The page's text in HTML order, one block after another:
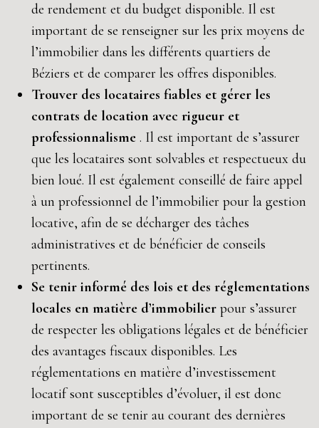
de rendement et du budget disponible. Il est
important de se renseigner sur les prix moyens de
l’immobilier dans les différents quartiers de
Béziers et de comparer les offres disponibles.
Trouver des locataires fiables et gérer les
contrats de location avec rigueur et
professionnalisme . Il est important de s’assurer
que les locataires sont solvables et respectueux du
bien loué. Il est également conseillé de faire appel
à un professionnel de l’immobilier pour la gestion
locative, afin de se décharger des tâches
administratives et de bénéficier de conseils
pertinents.
Se tenir informé des lois et des réglementations
locales en matière d’immobilier pour s’assurer
de respecter les obligations légales et de bénéficier
des avantages fiscaux disponibles. Les
réglementations en matière d’investissement
locatif sont susceptibles d’évoluer, il est donc
important de se tenir au courant des dernières